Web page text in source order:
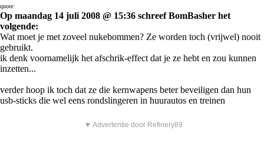
quote:
Op maandag 14 juli 2008 @ 15:36 schreef BomBasher het
volgende:
Wat moet je met zoveel nukebommen? Ze worden toch (vrijwel) nooit
gebruikt.
ik denk voornamelijk het afschrik-effect dat je ze hebt en zou kunnen
inzetten...
verder hoop ik toch dat ze die kernwapens beter beveiligen dan hun
usb-sticks die wel eens rondslingeren in huurautos en treinen
▼ Advertentie door Refinery89